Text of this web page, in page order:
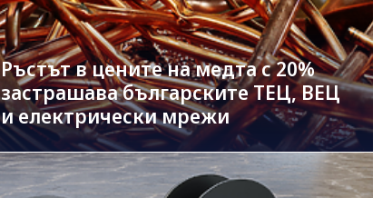
Ръстът в цените на медта с 20%
застрашава българските ТЕЦ, ВЕЦ
и електрически мрежи